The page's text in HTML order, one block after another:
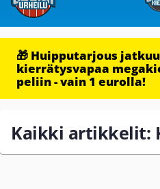
🎁 Huipputarjous
kierrätysvapaa
peliin - vain 1 eurolla!
Kaikki artikkelit: